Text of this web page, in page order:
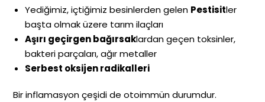
Yediğimiz, içtiğimiz besinlerden gelen Pestisitler
başta olmak üzere tarım ilaçları
Aşırı geçirgen bağırsaklardan geçen toksinler,
bakteri parçaları, ağır metaller
Serbest oksijen radikalleri
Bir inflamasyon çeşidi de otoimmün durumdur.